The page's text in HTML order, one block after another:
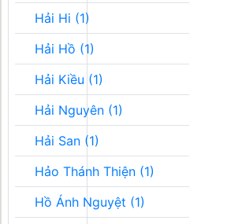
Hải Hi (1)
Hải Hồ (1)
Hải Kiều (1)
Hải Nguyên (1)
Hải San (1)
Hảo Thánh Thiện (1)
Hồ Ánh Nguyệt (1)